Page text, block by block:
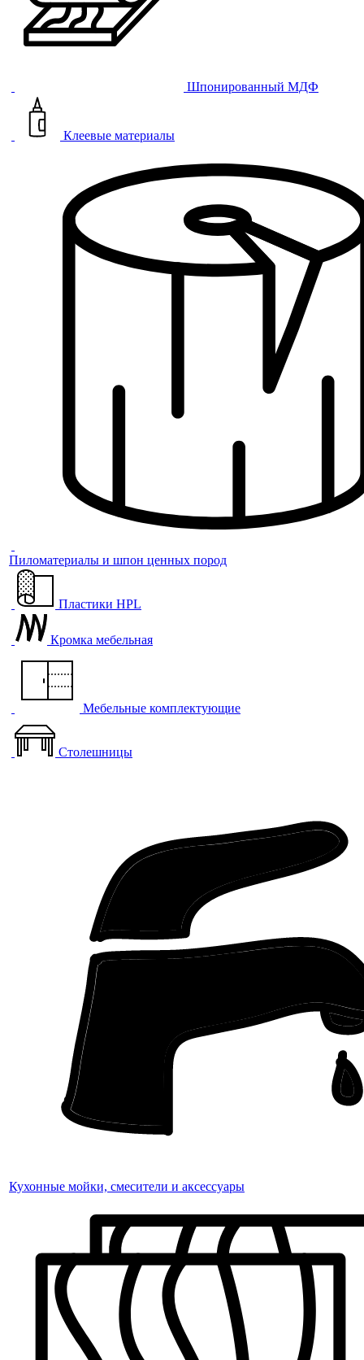
Шпонированный МДФ
Клеевые материалы
Пиломатериалы и шпон ценных пород
Пластики HPL
Кромка мебельная
Мебельные комплектующие
Столешницы
Кухонные мойки, смесители и аксессуары